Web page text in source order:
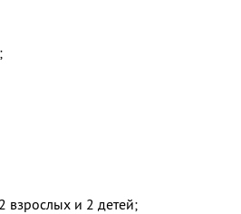
взрослых и 2 детей;